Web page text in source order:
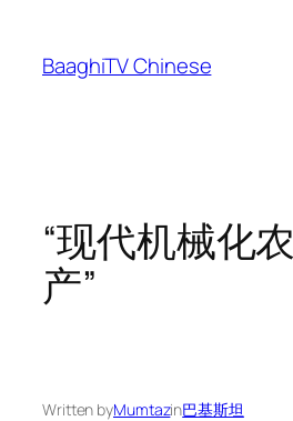
content
BaaghiTV Chinese
“现代机械化
产”
Written byMumtazin巴基斯坦